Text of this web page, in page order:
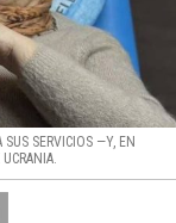
SUS SERVICIOS —Y, EN